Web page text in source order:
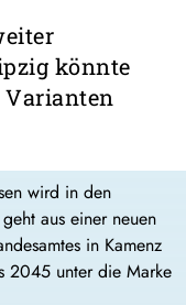
könnte
wird in den
aus einer neuen
in Kamenz
2045 unter die Marke